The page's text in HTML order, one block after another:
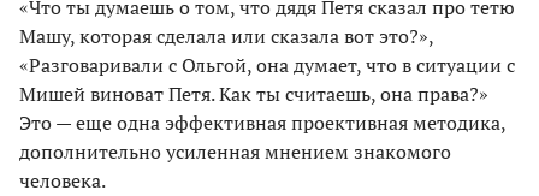
«Что ты думаешь о том, что дядя Петя сказал про тетю
Машу, которая сделала или сказала вот это?»,
«Разговаривали с Ольгой, она думает, что в ситуации с
Мишей виноват Петя. Как ты считаешь, она права?»
Это — еще одна эффективная проективная методика,
дополнительно усиленная мнением знакомого
человека.